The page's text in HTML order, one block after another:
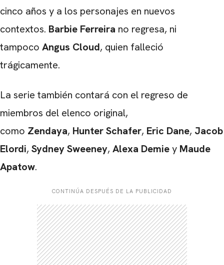
cinco años y a los personajes en nuevos
contextos. Barbie Ferreira no regresa, ni
tampoco Angus Cloud, quien falleció
trágicamente.
La serie también contará con el regreso de
miembros del elenco original,
como Zendaya, Hunter Schafer, Eric Dane, Jacob
Elordi, Sydney Sweeney, Alexa Demiey Maude
Apatow.
CONTINÚA DESPUÉS DE LA PUBLICIDAD